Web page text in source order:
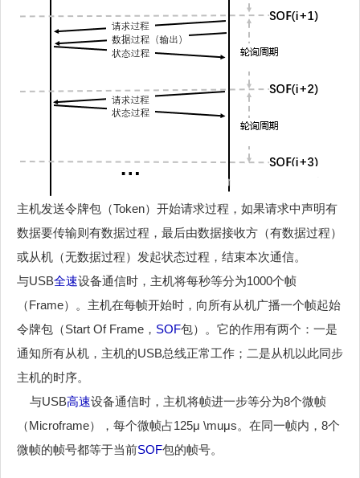
主机发送令牌包（Token）开始请求过程，如果请求中声明有
数据要传输则有数据过程，最后由数据接收方（有数据过程）
或从机（无数据过程）发起状态过程，结束本次通信。
与USB全速设备通信时，主机将每秒等分为1000个帧
（Frame）。主机在每帧开始时，向所有从机广播一个帧起始
令牌包（Start Of Frame， SOF包）。它的作用有两个：一是
通知所有从机，主机的USB总线正常工作；二是从机以此同步
主机的时序。
与USB高速设备通信时，主机将帧进一步等分为8个微帧
（Microframe），每个微帧占125μ \muμs。在同一帧内，8个
微帧的帧号都等于当前SOF包的帧号。